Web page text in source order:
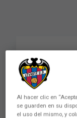
PRIMER
Al hacer clic en
se guarden en su
el uso del mismo, y